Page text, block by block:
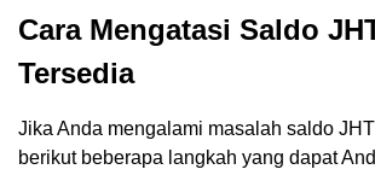
Cara Mengatasi Saldo
Tersedia
Jika Anda mengalami masalah saldo
berikut beberapa langkah yang dapat